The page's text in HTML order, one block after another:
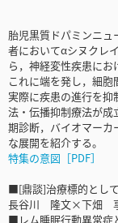
胎児黒質ドパミンニ
者においてαシヌクレ
ら，神経変性疾患にお
これに端を発し，細
実際に疾患の進行を抑
法・伝播抑制療法が成
期診断，バイオマーカ
な展開を紹介する。
特集の意図［PDF］
■[鼎談]治療標的とし
長谷川 隆文×下畑
■レム睡眠行動異常症